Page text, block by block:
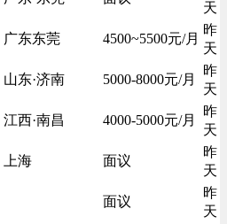
天
广东东莞 4500~5500元/月
昨
天
山东·济南 5000-8000元/月
昨
天
江西·南昌 4000-5000元/月
昨
天
上海 面议
昨
天
面议
昨
天